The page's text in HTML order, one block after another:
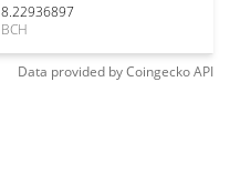
8.22936897
BCH
Data provided byCoingeckoAPI